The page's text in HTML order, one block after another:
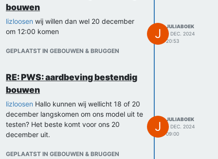
bouwen
lizloosen wij willen dan wel 20 december
om 12:00 komen
GEPLAATST IN GEBOUWEN & BRUGGEN
J
JULIABOEK
9 DEC. 2024
20:53
RE: PWS: aardbeving bestendig
bouwen
lizloosen Hallo kunnen wij wellicht 18 of 20
december langskomen om ons model uit te
testen? Het beste komt voor ons 20
december uit.
GEPLAATST IN GEBOUWEN & BRUGGEN
J
JULIABOEK
5 DEC. 2024
09:00